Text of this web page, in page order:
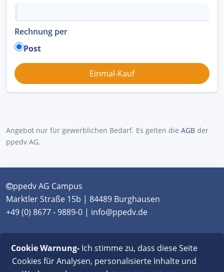
Rechnung per
Post
Angebot nur für gewerblichen Bedarf. Es gelten die AGB der
ppedv AG.
ppedv AG Campus
Marktler Straße 15b | 84489 Burghausen
+49 (0) 8677 - 9889-0 | info@ppedv.de
Classroom
Cookie Warnung-Ich stimme zu, dass diese Seite
Cookies für Analysen, personalisierte Inhalte und